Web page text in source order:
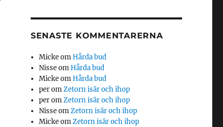
SENASTE KOMMENTARERNA
MickeomHårda bud
NisseomHårda bud
MickeomHårda bud
peromZetorn isär och ihop
peromZetorn isär och ihop
NisseomZetorn isär och ihop
MickeomZetorn isär och ihop